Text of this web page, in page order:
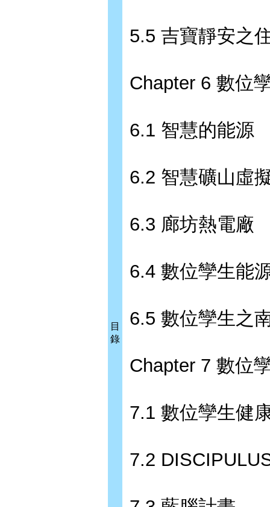
目
錄
5.5 吉寶靜安之
Chapter 6 數位
6.1 智慧的能源
6.2 智慧礦山虛
6.3 廊坊熱電廠
6.4 數位孿生能
6.5 數位孿生之
Chapter 7 數位
7.1 數位孿生健
7.2